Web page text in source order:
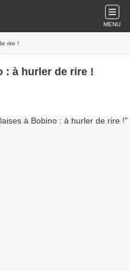
MENU
rire !
: à hurler de rire !